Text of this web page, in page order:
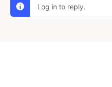
Log in to reply.